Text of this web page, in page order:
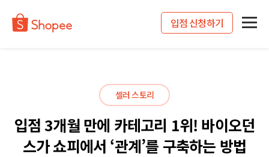
입점 신청하기
셀러 스토리
입점 3개월 만에 카테고리 1위! 바이오던
스가 쇼피에서 ‘관계’를 구축하는 방법